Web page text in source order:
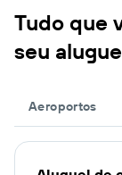
Tudo que
seu
Aeroportos